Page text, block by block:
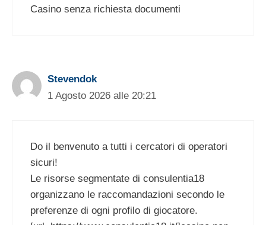
Casino senza richiesta documenti
Stevendok
1 Agosto 2026 alle 20:21
Do il benvenuto a tutti i cercatori di operatori
sicuri!
Le risorse segmentate di consulentia18
organizzano le raccomandazioni secondo le
preferenze di ogni profilo di giocatore.